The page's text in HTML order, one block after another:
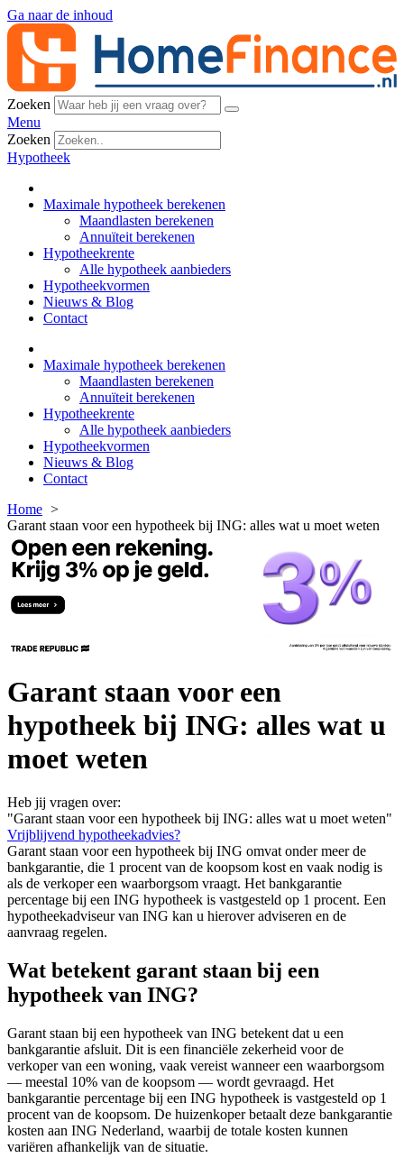
Ga naar de inhoud
Zoeken
Menu
Zoeken
Hypotheek
Maximale hypotheek berekenen
Maandlasten berekenen
Annuïteit berekenen
Hypotheekrente
Alle hypotheek aanbieders
Hypotheekvormen
Nieuws & Blog
Contact
Maximale hypotheek berekenen
Maandlasten berekenen
Annuïteit berekenen
Hypotheekrente
Alle hypotheek aanbieders
Hypotheekvormen
Nieuws & Blog
Contact
Home
Garant staan voor een hypotheek bij ING: alles wat u moet weten
Garant staan voor een
hypotheek bij ING: alles wat u
moet weten
Heb jij vragen over:
"Garant staan voor een hypotheek bij ING: alles wat u moet weten"
Vrijblijvend hypotheekadvies?
Garant staan voor een hypotheek bij ING omvat onder meer de
bankgarantie, die 1 procent van de koopsom kost en vaak nodig is
als de verkoper een waarborgsom vraagt. Het bankgarantie
percentage bij een ING hypotheek is vastgesteld op 1 procent. Een
hypotheekadviseur van ING kan u hierover adviseren en de
aanvraag regelen.
Wat betekent garant staan bij een
hypotheek van ING?
Garant staan bij een hypotheek van ING betekent dat u een
bankgarantie afsluit. Dit is een financiële zekerheid voor de
verkoper van een woning, vaak vereist wanneer een waarborgsom
— meestal 10% van de koopsom — wordt gevraagd. Het
bankgarantie percentage bij een ING hypotheek is vastgesteld op 1
procent van de koopsom. De huizenkoper betaalt deze bankgarantie
kosten aan ING Nederland, waarbij de totale kosten kunnen
variëren afhankelijk van de situatie.